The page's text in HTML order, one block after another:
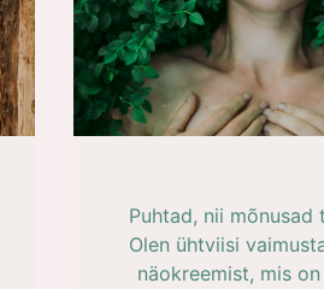
Puhtad, nii mõnusad
Olen ühtviisi
näokreemist, mis